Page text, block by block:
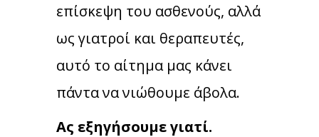
επίσκεψη του ασθενούς, αλλά
ως γιατροί και θεραπευτές,
αυτό το αίτημα μας κάνει
πάντα να νιώθουμε άβολα.
Ας εξηγήσουμε γιατί.